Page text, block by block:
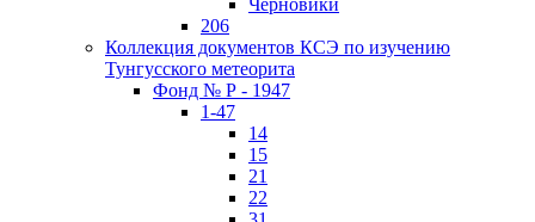
Черновики
206
Коллекция документов КСЭ по изучению
Тунгусского метеорита
Фонд № Р - 1947
1-47
14
15
21
22